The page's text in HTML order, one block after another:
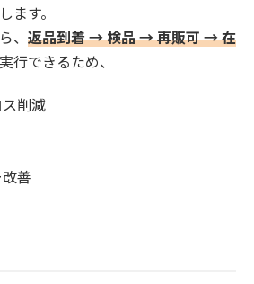
ます。
、 返品到着 → 検品 → 再販可 → 在
行できるため、
削減
善